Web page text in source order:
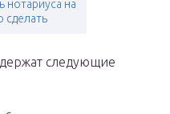
на
сделать
следующие